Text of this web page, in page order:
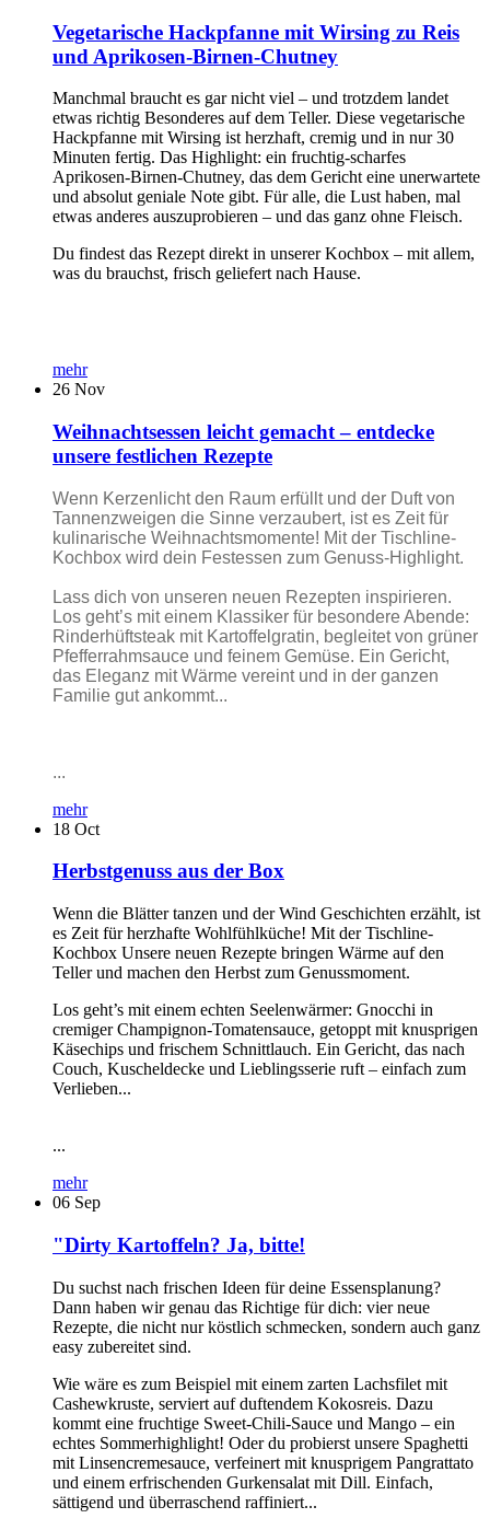
Vegetarische Hackpfanne mit Wirsing zu Reis
und Aprikosen-Birnen-Chutney
Manchmal braucht es gar nicht viel – und trotzdem landet
etwas richtig Besonderes auf dem Teller. Diese vegetarische
Hackpfanne mit Wirsing ist herzhaft, cremig und in nur 30
Minuten fertig. Das Highlight: ein fruchtig-scharfes
Aprikosen-Birnen-Chutney, das dem Gericht eine unerwartete
und absolut geniale Note gibt. Für alle, die Lust haben, mal
etwas anderes auszuprobieren – und das ganz ohne Fleisch.
Du findest das Rezept direkt in unserer Kochbox – mit allem,
was du brauchst, frisch geliefert nach Hause.
mehr
26 Nov
Weihnachtsessen leicht gemacht – entdecke
unsere festlichen Rezepte
Wenn Kerzenlicht den Raum erfüllt und der Duft von
Tannenzweigen die Sinne verzaubert, ist es Zeit für
kulinarische Weihnachtsmomente! Mit der Tischline-
Kochbox wird dein Festessen zum Genuss-Highlight.
Lass dich von unseren neuen Rezepten inspirieren.
Los geht’s mit einem Klassiker für besondere Abende:
Rinderhüftsteak mit Kartoffelgratin, begleitet von grüner
Pfefferrahmsauce und feinem Gemüse. Ein Gericht,
das Eleganz mit Wärme vereint und in der ganzen
Familie gut ankommt...
...
mehr
18 Oct
Herbstgenuss aus der Box
Wenn die Blätter tanzen und der Wind Geschichten erzählt, ist
es Zeit für herzhafte Wohlfühlküche! Mit der Tischline-
Kochbox Unsere neuen Rezepte bringen Wärme auf den
Teller und machen den Herbst zum Genussmoment.
Los geht’s mit einem echten Seelenwärmer: Gnocchi in
cremiger Champignon-Tomatensauce, getoppt mit knusprigen
Käsechips und frischem Schnittlauch. Ein Gericht, das nach
Couch, Kuscheldecke und Lieblingsserie ruft – einfach zum
Verlieben...
...
mehr
06 Sep
"Dirty Kartoffeln? Ja, bitte!
Du suchst nach frischen Ideen für deine Essensplanung?
Dann haben wir genau das Richtige für dich: vier neue
Rezepte, die nicht nur köstlich schmecken, sondern auch ganz
easy zubereitet sind.
Wie wäre es zum Beispiel mit einem zarten Lachsfilet mit
Cashewkruste, serviert auf duftendem Kokosreis. Dazu
kommt eine fruchtige Sweet-Chili-Sauce und Mango – ein
echtes Sommerhighlight! Oder du probierst unsere Spaghetti
mit Linsencremesauce, verfeinert mit knusprigem Pangrattato
und einem erfrischenden Gurkensalat mit Dill. Einfach,
sättigend und überraschend raffiniert...